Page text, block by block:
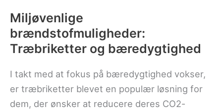
Miljøvenlige
brændstofmuligheder:
Træbriketter og bæredygtighed
I takt med at fokus på bæredygtighed vokser,
er træbriketter blevet en populær løsning for
dem, der ønsker at reducere deres CO2-